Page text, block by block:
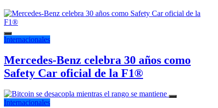
Internacionales
Mercedes-Benz celebra 30 años como
Safety Car oficial de la F1®
Internacionales